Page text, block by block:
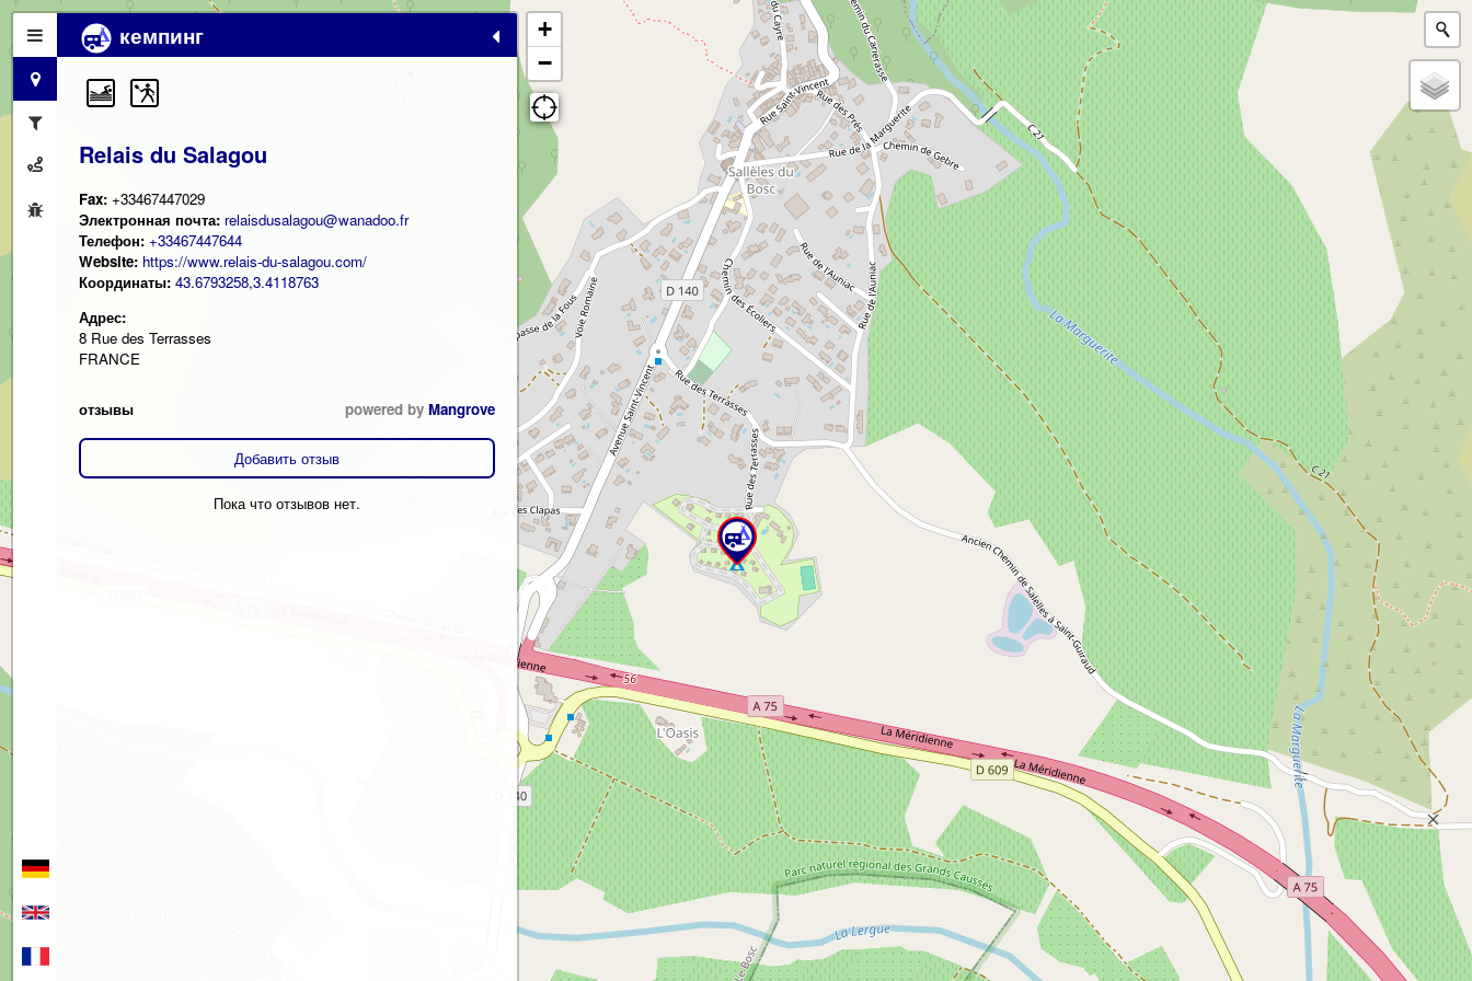
кемпинг
Relais du Salagou
Fax: +33467447029
Электронная почта: relaisdusalagou@wanadoo.fr
Телефон: +33467447644
Website: https://www.relais-du-salagou.com/
Координаты: 43.6793258,3.4118763
Адрес:
8 Rue des Terrasses
FRANCE
отзывы powered by Mangrove
Добавить отзыв
Пока что отзывов нет.
+
−